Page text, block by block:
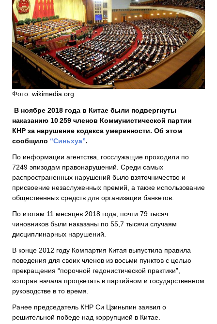
Фото: wikimedia.org
В ноябре 2018 года в Китае были подвергнуты
наказанию 10 259 членов Коммунистической партии
КНР за нарушение кодекса умеренности. Об этом
сообщило “Синьхуа”.
По информации агентства, госслужащие проходили по
7249 эпизодам правонарушений. Среди самых
распространенных нарушений было взяточничество и
присвоение незаслуженных премий, а также использование
общественных средств для организации банкетов.
По итогам 11 месяцев 2018 года, почти 79 тысяч
чиновников были наказаны по 55,7 тысячи случаям
дисциплинарных нарушений.
В конце 2012 году Компартия Китая выпустила правила
поведения для своих членов из восьми пунктов с целью
прекращения “порочной гедонистической практики”,
которая начала процветать в партийном и государственном
руководстве в то время.
Ранее председатель КНР Си Цзиньпин заявил о
решительной победе над коррупцией в Китае.